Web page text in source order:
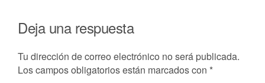
Deja una respuesta
Tu dirección de correo electrónico no será publicada.
Los campos obligatorios están marcados con *